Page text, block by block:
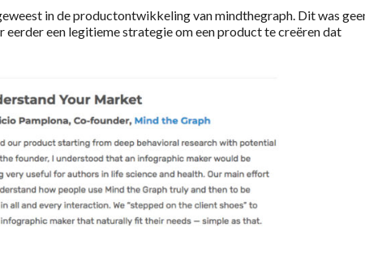
in de productontwikkeling van mindthegraph. Dit was
een legitieme strategie om een product te creëren dat